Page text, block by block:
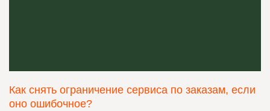
Как снять ограничение сервиса по заказам, если
оно ошибочное?